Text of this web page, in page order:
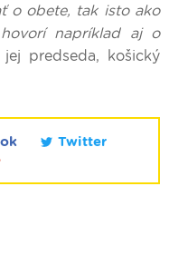
o obete, tak isto ako
napríklad aj o
predseda, košický
Twitter